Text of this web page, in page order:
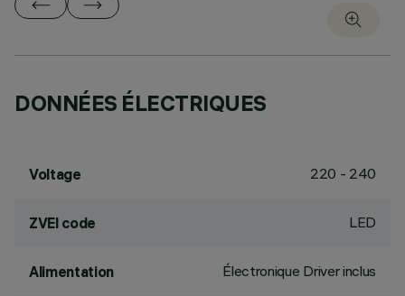
DONNÉES ÉLECTRIQUES
Voltage 220 - 240
ZVEI code LED
Alimentation Électronique Driver inclus